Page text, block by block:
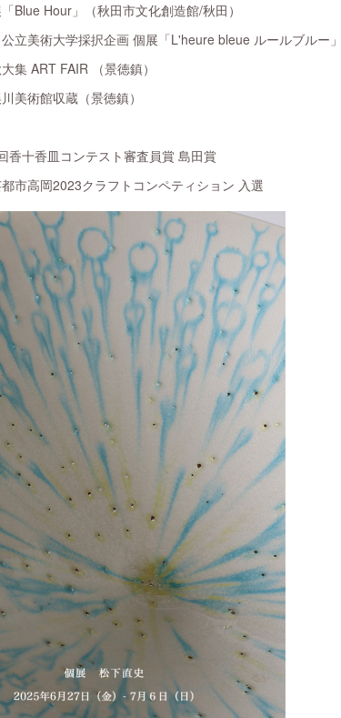
Blue Hour」（秋田市文化創造館/秋田）
立美術大学採択企画 個展「L'heure bleue ルールブルー
集 ART FAIR （景徳鎮）
美術館収蔵（景徳鎮）
十香皿コンテスト審査員賞 島田賞
市高岡2023クラフトコンペティション 入選